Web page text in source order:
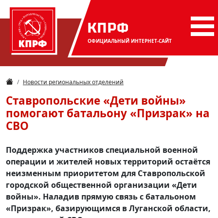
КПРФ
ОФИЦИАЛЬНЫЙ ИНТЕРНЕТ-САЙТ
Новости региональных отделений
Ставропольские «Дети войны»
помогают батальону «Призрак» на
СВО
Поддержка участников специальной военной
операции и жителей новых территорий остаётся
неизменным приоритетом для Ставропольской
городской общественной организации «Дети
войны». Наладив прямую связь с батальоном
«Призрак», базирующимся в Луганской области,